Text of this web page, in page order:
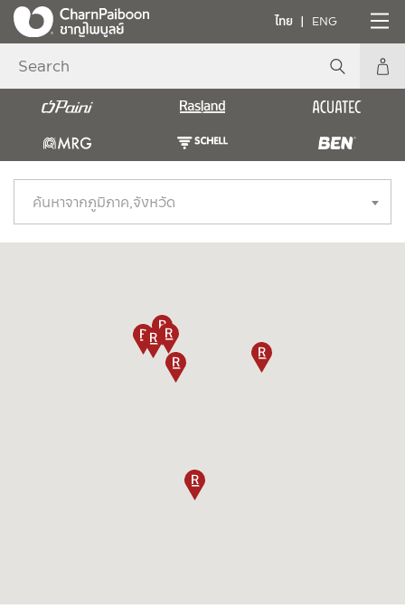
ไทย ENG
ค้นหาจากภูมิภาค,จังหวัด